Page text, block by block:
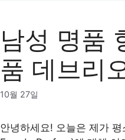
남성 명품
품 데브리
10월 27일
안녕하세요! 오늘은 제가